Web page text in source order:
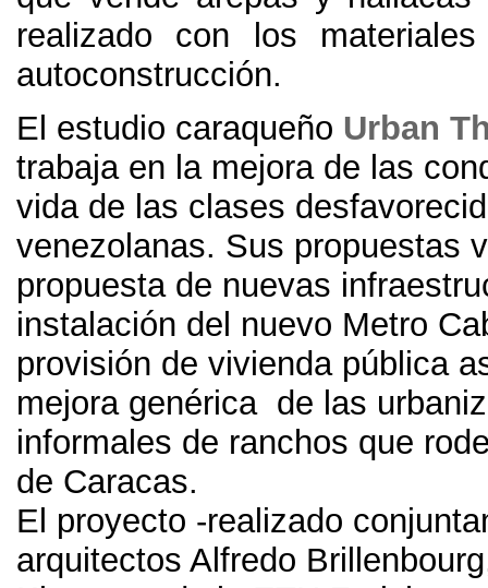
realizado con los
autoconstrucción.
El estudio caraqueño Urban
trabaja en la mejora de las
vida de las clases
venezolanas. Sus propuestas
propuesta de nuevas
instalación del nuevo Metro
provisión de vivienda pública
mejora genérica de las
informales de ranchos que
de Caracas.
El proyecto -realizado
arquitectos Alfredo